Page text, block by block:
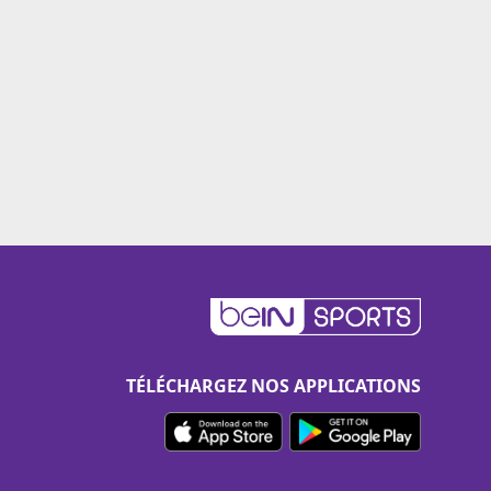
TÉLÉCHARGEZ NOS APPLICATIONS